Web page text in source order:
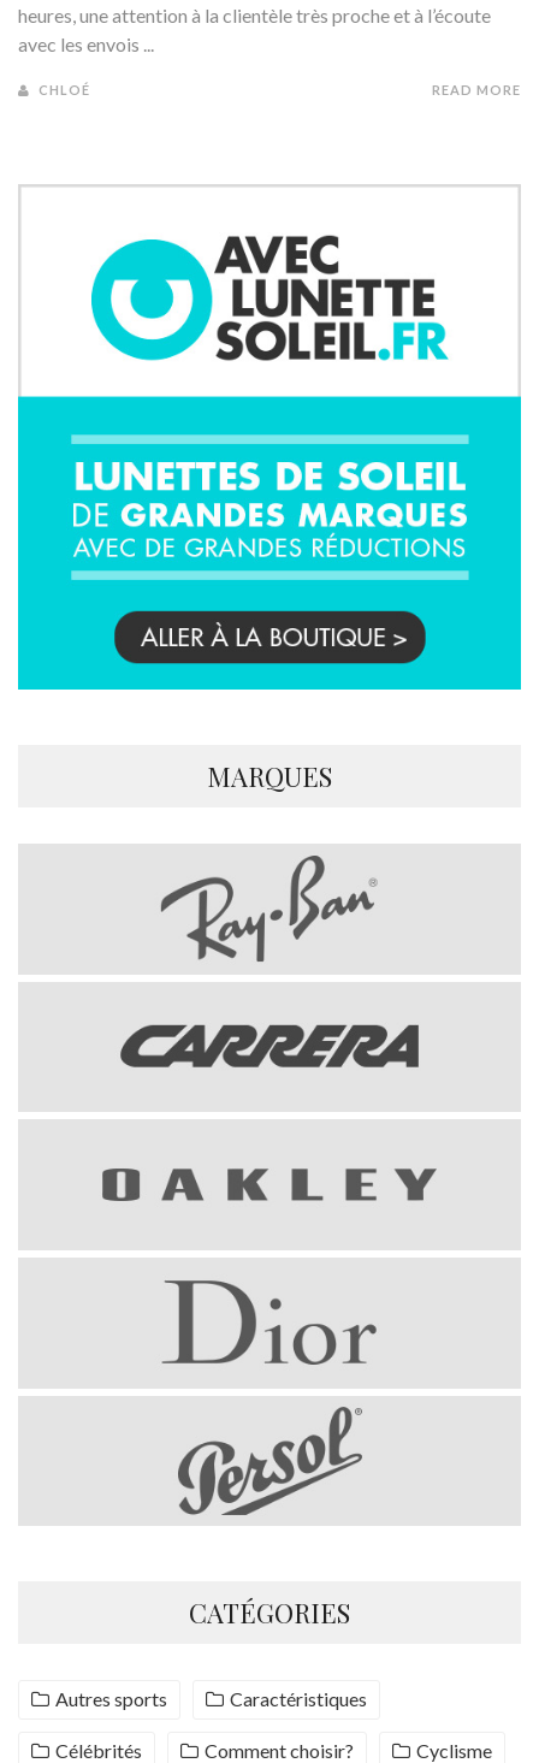
heures, une attention à la clientèle très proche et à l’écoute
avec les envois ...
CHLOÉ READ MORE
MARQUES
CATÉGORIES
Autres sports Caractéristiques
Célébrités Comment choisir? Cyclisme